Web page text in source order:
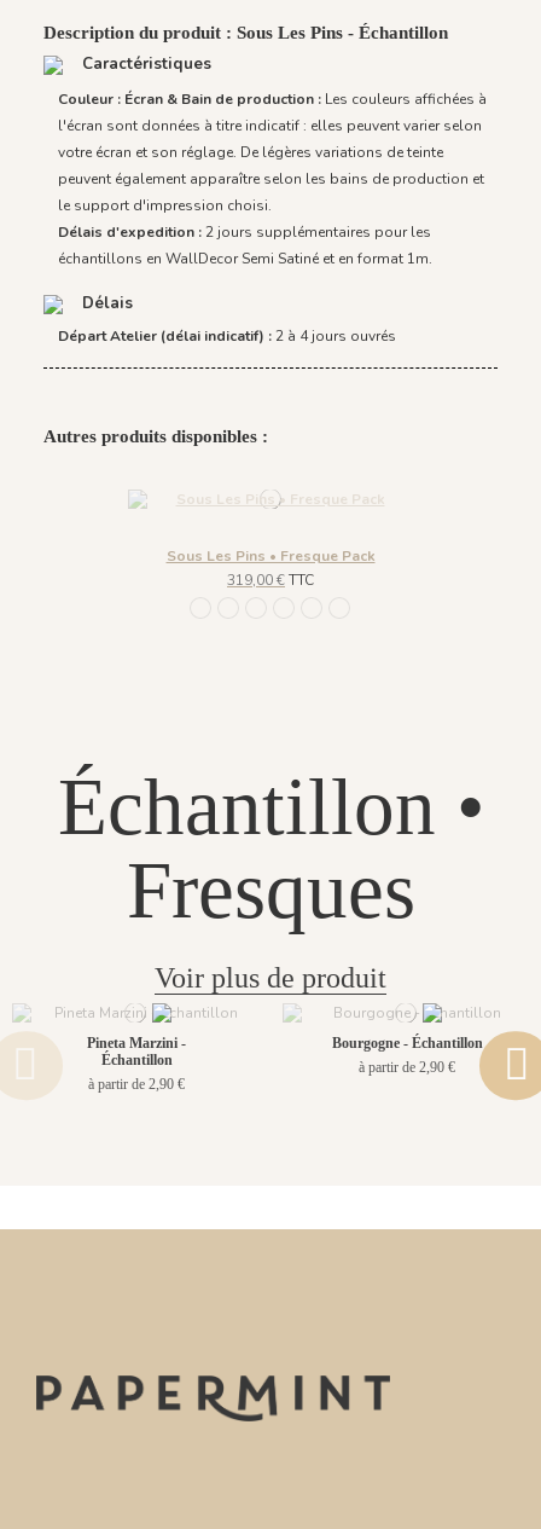
Description du produit : Sous Les Pins - Échantillon
Caractéristiques
Couleur : Écran & Bain de production : Les couleurs affichées à
l'écran sont données à titre indicatif : elles peuvent varier selon
votre écran et son réglage. De légères variations de teinte
peuvent également apparaître selon les bains de production et
le support d'impression choisi.
Délais d'expedition :2 jours supplémentaires pour les
échantillons en WallDecor Semi Satiné et en format 1m.
Délais
Départ Atelier (délai indicatif) :2 à 4 jours ouvrés
Autres produits disponibles :
Sous Les Pins • Fresque Pack
319,00 €TTC
Échantillon •
Fresques
Voir plus de produit
Pineta Marzini -
Échantillon
à partir de 2,90 €
Bourgogne - Échantillon
à partir de 2,90 €